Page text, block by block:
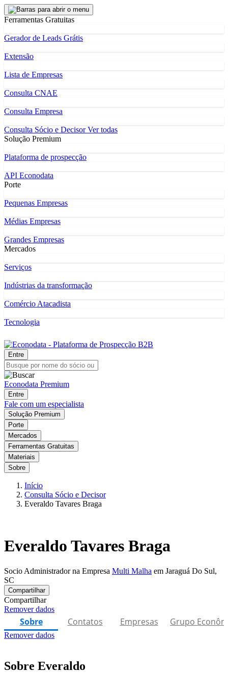
Ferramentas Gratuitas
Gerador de Leads Grátis
Extensão
Lista de Empresas
Consulta CNAE
Consulta Empresa
Consulta Sócio e DecisorVer todas
Solução Premium
Plataforma de prospecção
API Econodata
Porte
Pequenas Empresas
Médias Empresas
Grandes Empresas
Mercados
Serviços
Indústrias da transformação
Comércio Atacadista
Tecnologia
Entre
Econodata Premium
Entre
Fale com um especialista
Solução Premium
Porte
Mercados
Ferramentas Gratuitas
Materiais
Sobre
Início
Consulta Sócio e Decisor
Everaldo Tavares Braga
Everaldo Tavares Braga
Socio Administrador na Empresa Multi Malha em Jaraguá Do Sul,
SC
Compartilhar
Compartilhar
Remover dados
Sobre Contatos Empresas Grupo
Remover dados
Sobre Everaldo